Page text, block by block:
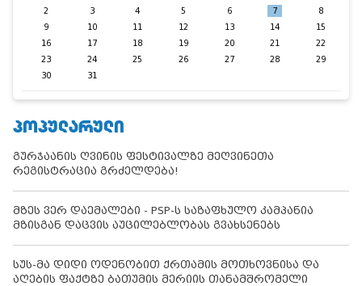
2
3 4 5 6 7
8
9
10 11 12 13 14
15
16
17 18 19 20 21
22
23
24 25 26 27 28
29
30
31
ᲞᲝᲞᲣᲚᲐᲠᲣᲚᲘ
გურჯაანის ღვინის ფესტივალზე მეღვინეთა
რეგისტრაცია გრძელდება!
მზეს ვერ დაემალები - PSP-ს საზაფხულო კამპანია
მზისგან დაცვის აუცილებლობას გვახსენებს
სუს-მა დიდი ოდენობით ქრთამის მოთხოვნისა და
აღების ფაქტზე ბათუმის მერიის თანამშრომელი